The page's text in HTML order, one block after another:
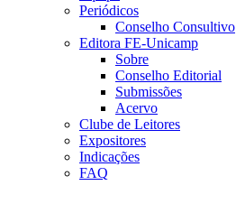
Periódicos
Conselho Consultivo
Editora FE-Unicamp
Sobre
Conselho Editorial
Submissões
Acervo
Clube de Leitores
Expositores
Indicações
FAQ